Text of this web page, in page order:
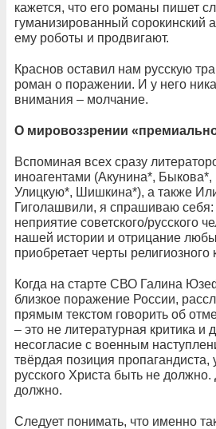
кажется, что его романы пишет
гуманизированный сорокинский
ему роботы и продвигают.
Краснов оставил нам русскую
роман о поражении. И у него
внимания – молчание.
О мировоззрении
Вспоминая всех сразу
иноагентами (Акунина*, Быкова*,
Улицкую*, Шишкина*), а также
Гиголашвили, я спрашиваю себя:
неприятие советского/русского
нашей истории и отрицание
приобретает черты религиозного
Когда на старте СВО Галина
близкое поражение России,
прямым текстом говорить об
– это не литературная критика и
несогласие с военным
твёрдая позиция пропагандиста,
русского Христа быть не
должно.
Следует понимать, что именно